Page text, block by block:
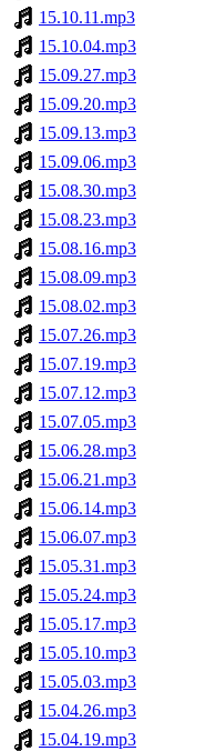
15.10.11.mp3
15.10.04.mp3
15.09.27.mp3
15.09.20.mp3
15.09.13.mp3
15.09.06.mp3
15.08.30.mp3
15.08.23.mp3
15.08.16.mp3
15.08.09.mp3
15.08.02.mp3
15.07.26.mp3
15.07.19.mp3
15.07.12.mp3
15.07.05.mp3
15.06.28.mp3
15.06.21.mp3
15.06.14.mp3
15.06.07.mp3
15.05.31.mp3
15.05.24.mp3
15.05.17.mp3
15.05.10.mp3
15.05.03.mp3
15.04.26.mp3
15.04.19.mp3